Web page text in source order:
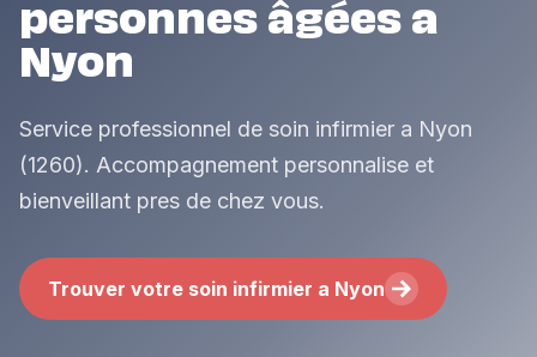
personnes âgées a
Nyon
Service professionnel de soin infirmier a Nyon
(1260). Accompagnement personnalise et
bienveillant pres de chez vous.
Trouver votre soin infirmier a Nyon